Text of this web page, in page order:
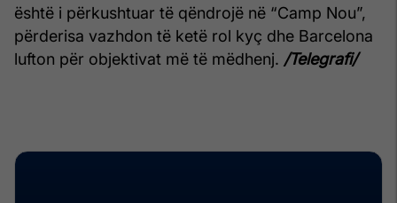
është i përkushtuar të qëndrojë në “Camp Nou”,
përderisa vazhdon të ketë rol kyç dhe Barcelona
lufton për objektivat më të mëdhenj. /Telegrafi/